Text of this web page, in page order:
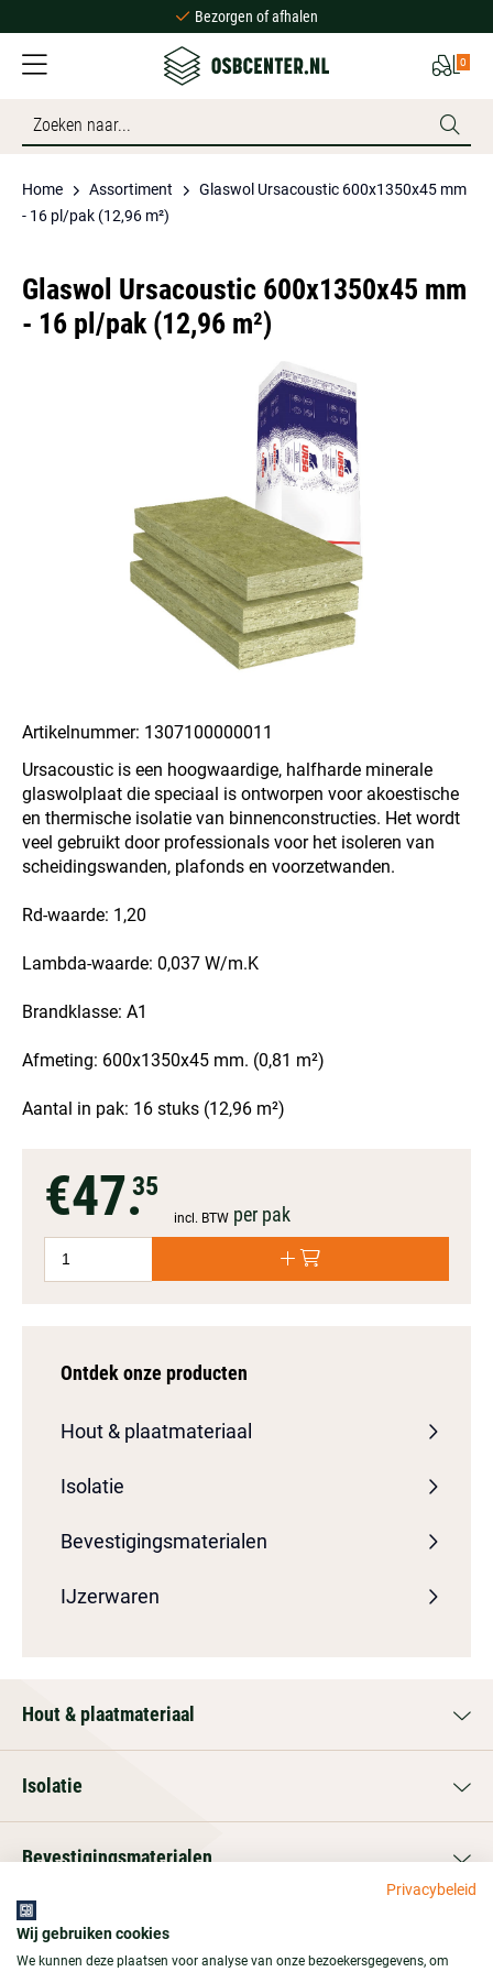
Bezorgen of afhalen
Ruime voorraad
0
Home Assortiment
Glaswol Ursacoustic 600x1350x45 mm
- 16 pl/pak (12,96 m²)
Artikelnummer: 1307100000011
Ursacoustic is een hoogwaardige, halfharde minerale
glaswolplaat die speciaal is ontworpen voor akoestische
en thermische isolatie van binnenconstructies. Het wordt
veel gebruikt door professionals voor het isoleren van
scheidingswanden, plafonds en voorzetwanden.
Rd-waarde: 1,20
Lambda-waarde: 0,037 W/m.K
Brandklasse: A1
Afmeting: 600x1350x45 mm. (0,81 m²)
Aantal in pak: 16 stuks (12,96 m²)
€47.35
incl. BTW per pak
Glaswol Ursacoustic 600x1350x45 mm
- 16 pl/pak (12,96 m²)
Ontdek onze producten
Hout & plaatmateriaal
Isolatie
Bevestigingsmaterialen
IJzerwaren
Hout & plaatmateriaal
Isolatie
Bevestigingsmaterialen
IJzerwaren
Privacybeleid
Wij gebruiken cookies
We kunnen deze plaatsen voor analyse van onze bezoekersgegevens, om